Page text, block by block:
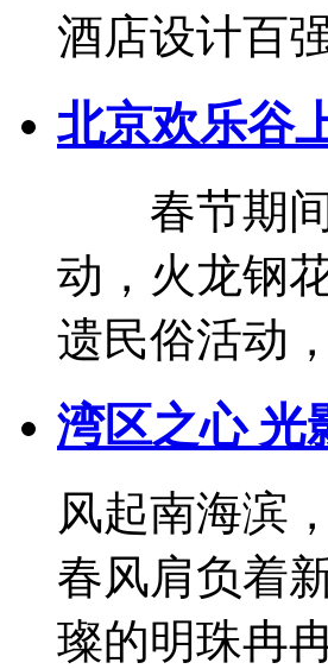
酒店设计百
北京欢乐谷
春节期间
动，火龙钢
遗民俗活动
湾区之心 光
风起南海滨
春风肩负着
璨的明珠冉